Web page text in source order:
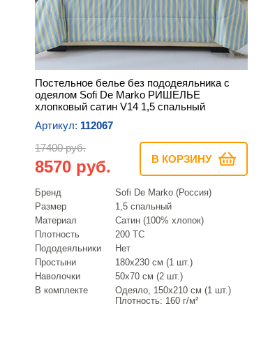
Постельное белье без пододеяльника с
одеялом Sofi De Marko РИШЕЛЬЕ
хлопковый сатин V14 1,5 спальный
Артикул: 112067
17400 руб.
8570 руб. В КОРЗИНУ
Бренд
Sofi De Marko (Россия)
Размер
1,5 спальный
Материал
Сатин (100% хлопок)
Плотность
200 ТС
Пододеяльники
Нет
Простыни
180х230 см (1 шт.)
Наволочки
50х70 см (2 шт.)
В комплекте
Одеяло, 150х210 см (1 шт.)
Плотность: 160 г/м²